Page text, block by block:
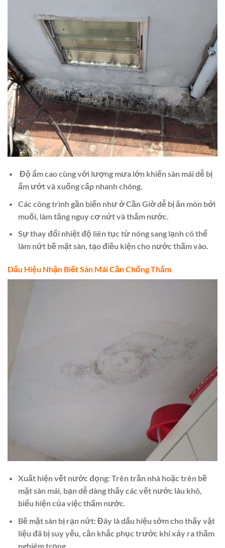
Độ ẩm cao cùng với lượng mưa lớn khiến sàn mái dễ bị
ẩm ướt và xuống cấp nhanh chóng.
Các công trình gần biển như ở Cần Giờ dễ bị ăn mòn bởi
muối, làm tăng nguy cơ nứt và thấm nước.
Sự thay đổi nhiệt độ liên tục từ nóng sang lạnh có thể
làm nứt bề mặt sàn, tạo điều kiện cho nước thấm vào.
Dấu Hiệu Nhận Biết Sàn Mái Cần Chống Thấm
Xuất hiện vết nước đọng: Trên trần nhà hoặc trên bề
mặt sàn mái, bạn dễ dàng thấy các vết nước lâu khô,
biểu hiện của việc thấm nước.
Bề mặt sàn bị rạn nứt: Đây là dấu hiệu sớm cho thấy vật
liệu đã bị suy yếu, cần khắc phục trước khi xảy ra thấm
nghiêm trọng.